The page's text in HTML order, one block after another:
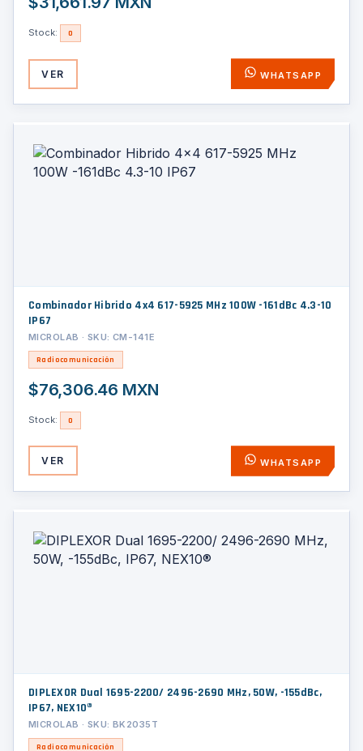
Stock: 0
VER WHATSAPP
Combinador Hibrido 4x4 617-5925 MHz 100W -161dBc 4.3-10
IP67
MICROLAB · SKU: CM-141E
Radiocomunicación
$76,306.46 MXN
Stock: 0
VER WHATSAPP
DIPLEXOR Dual 1695-2200/ 2496-2690 MHz, 50W, -155dBc,
IP67, NEX10®
MICROLAB · SKU: BK2035T
Radiocomunicación